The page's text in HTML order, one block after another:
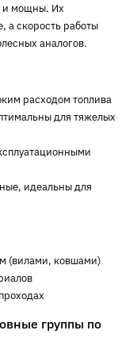
и мощны. Их
а скорость работы
аналогов.
расходом топлива
для тяжелых
идеальны для
(вилами, ковшами)
группы по